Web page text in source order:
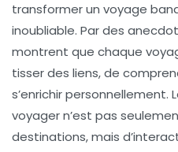
transformer un voyage
inoubliable. Par des
montrent que chaque
tisser des liens, de
s’enrichir personnellement.
voyager n’est pas
destinations, mais d’